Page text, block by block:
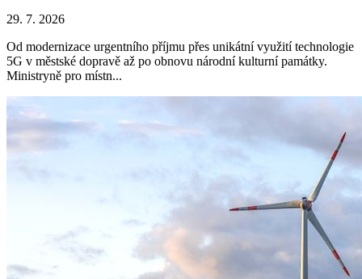
29. 7. 2026
Od modernizace urgentního příjmu přes unikátní využití technologie
5G v městské dopravě až po obnovu národní kulturní památky.
Ministryně pro místn...